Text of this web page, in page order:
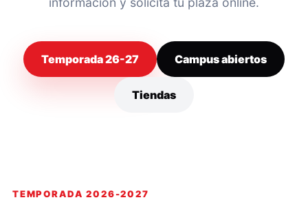
Temporada 26-27 Campus abiertos
Tiendas
TEMPORADA 2026-2027